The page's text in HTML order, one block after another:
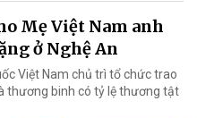
Mẹ Việt Nam anh
ở Nghệ An
Việt Nam chủ trì tổ chức trao
thương binh có tỷ lệ thương tật